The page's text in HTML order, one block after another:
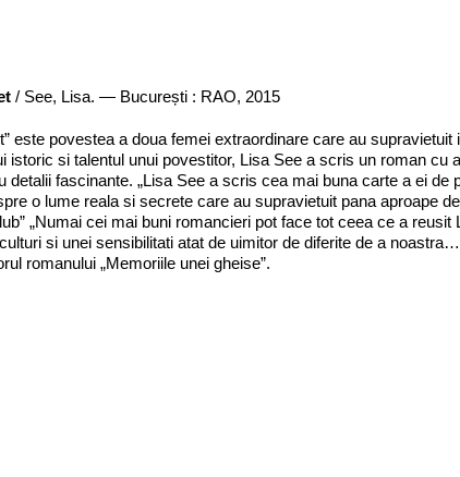
/ See, Lisa. — București : RAO, 2015
este povestea a doua femei extraordinare care au
istoric si talentul unui povestitor, Lisa See a scris un roman cu
detalii fascinante. „Lisa See a scris cea mai buna carte a ei
o lume reala si secrete care au supravietuit pana aproape
„Numai cei mai buni romancieri pot face tot ceea ce a reusit
si unei sensibilitati atat de uimitor de diferite de a
romanului „Memoriile unei gheise”.